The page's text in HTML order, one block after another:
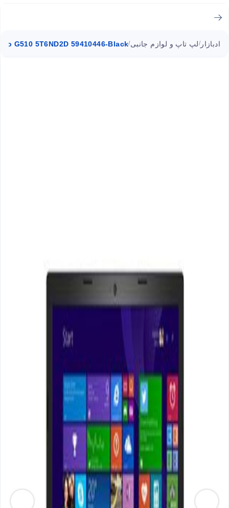
ادبازار /لپ تاپ و لوازم جانبی/
G510 5T6ND2D 59410446-Black